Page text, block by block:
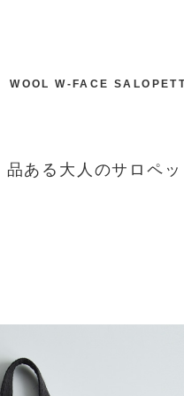
WOOL W-FACE
品ある大人のサロペ